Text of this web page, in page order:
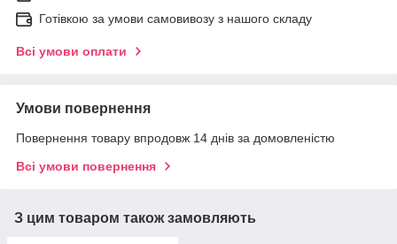
Готівкою за умови самовивозу з нашого складу
Всі умови оплати
Умови повернення
Повернення товару впродовж 14 днів за домовленістю
Всі умови повернення
З цим товаром також замовляють